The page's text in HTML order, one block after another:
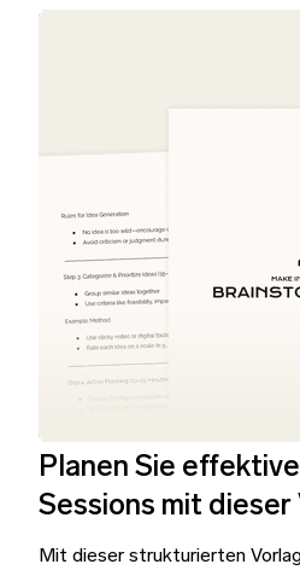
Planen Sie
Sessions mit dieser
Mit dieser strukturierten